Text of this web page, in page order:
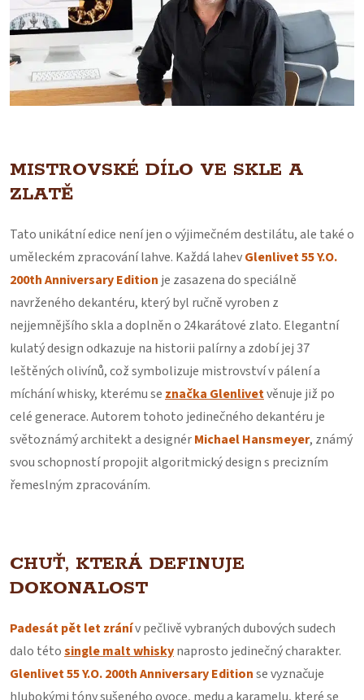
MISTROVSKÉ DÍLO VE SKLE A
ZLATĚ
Tato unikátní edice není jen o výjimečném destilátu, ale také o
uměleckém zpracování lahve. Každá lahevGlenlivet 55 Y.O.
200th Anniversary Edition je zasazena do speciálně
navrženého dekantéru, který byl ručně vyroben z
nejjemnějšího skla a doplněn o 24karátové zlato. Elegantní
kulatý design odkazuje na historii palírny a zdobí jej 37
leštěných olivínů, což symbolizuje mistrovství v pálení a
míchání whisky, kterému se značka Glenlivetvěnuje již po
celé generace. Autorem tohoto jedinečného dekantéru je
světoznámý architekt a designérMichael Hansmeyer, známý
svou schopností propojit algoritmický design s precizním
řemeslným zpracováním.
CHUŤ, KTERÁ DEFINUJE
DOKONALOST
Padesát pět let zránív pečlivě vybraných dubových sudech
dalo tétosingle malt whiskynaprosto jedinečný charakter.
Glenlivet 55 Y.O.200th Anniversary Editionse vyznačuje